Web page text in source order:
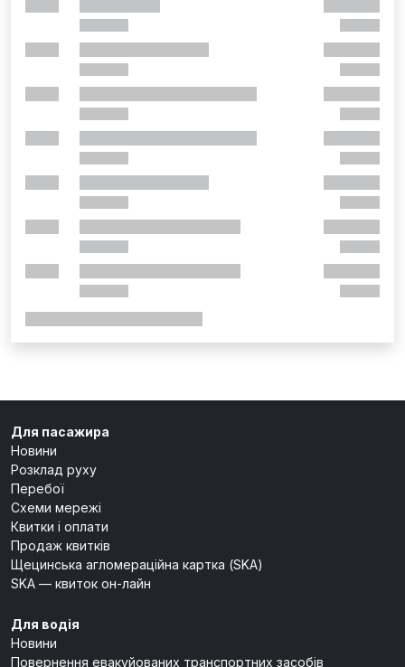
Для пасажира
Новини
Розклад руху
Перебої
Схеми мережі
Квитки і оплати
Продаж квитків
Щецинська агломераційна картка (SKA)
SKA — квиток он-лайн
Для водія
Новини
Повернення евакуйованих транспортних засобів